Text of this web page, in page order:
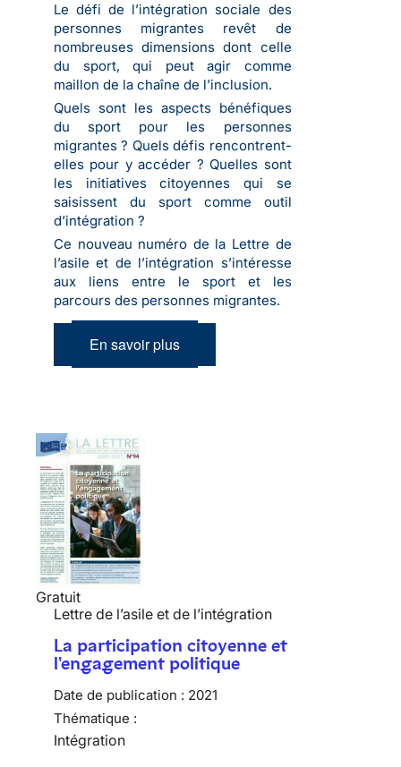
Le défi de l’intégration sociale des
personnes migrantes revêt de
nombreuses dimensions dont celle
du sport, qui peut agir comme
maillon de la chaîne de l’inclusion.
Quels sont les aspects bénéfiques
du sport pour les personnes
migrantes ? Quels défis rencontrent-
elles pour y accéder ? Quelles sont
les initiatives citoyennes qui se
saisissent du sport comme outil
d’intégration ?
Ce nouveau numéro de la Lettre de
l’asile et de l’intégration s’intéresse
aux liens entre le sport et les
parcours des personnes migrantes.
En savoir plus
Gratuit
Lettre de l’asile et de l’intégration
La participation citoyenne et
l'engagement politique
Date de publication : 2021
Thématique :
Intégration